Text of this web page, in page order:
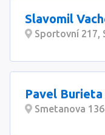
Slavomil
Sportovní 217,
Pavel
Smetanova